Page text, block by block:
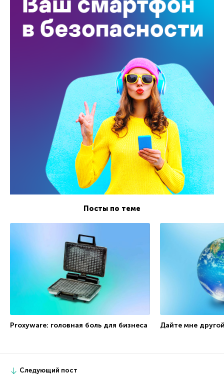
Посты по теме
Proxyware: головная боль для бизнеса Дайте мне
Следующий пост